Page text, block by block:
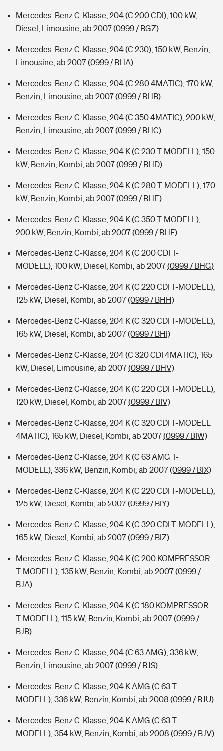
Mercedes-Benz C-Klasse, 204 (C 200 CDI), 100 kW,
Diesel, Limousine, ab 2007(0999 / BGZ)
Mercedes-Benz C-Klasse, 204 (C 230), 150 kW, Benzin,
Limousine, ab 2007(0999 / BHA)
Mercedes-Benz C-Klasse, 204 (C 280 4MATIC), 170 kW,
Benzin, Limousine, ab 2007(0999 / BHB)
Mercedes-Benz C-Klasse, 204 (C 350 4MATIC), 200 kW,
Benzin, Limousine, ab 2007(0999 / BHC)
Mercedes-Benz C-Klasse, 204 K (C 230 T-MODELL), 150
kW, Benzin, Kombi, ab 2007(0999 / BHD)
Mercedes-Benz C-Klasse, 204 K (C 280 T-MODELL), 170
kW, Benzin, Kombi, ab 2007(0999 / BHE)
Mercedes-Benz C-Klasse, 204 K (C 350 T-MODELL),
200 kW, Benzin, Kombi, ab 2007(0999 / BHF)
Mercedes-Benz C-Klasse, 204 K (C 200 CDI T-
MODELL), 100 kW, Diesel, Kombi, ab 2007(0999 / BHG)
Mercedes-Benz C-Klasse, 204 K (C 220 CDI T-MODELL),
125 kW, Diesel, Kombi, ab 2007(0999 / BHH)
Mercedes-Benz C-Klasse, 204 K (C 320 CDI T-MODELL),
165 kW, Diesel, Kombi, ab 2007(0999 / BHI)
Mercedes-Benz C-Klasse, 204 (C 320 CDI 4MATIC), 165
kW, Diesel, Limousine, ab 2007(0999 / BHV)
Mercedes-Benz C-Klasse, 204 K (C 220 CDI T-MODELL),
120 kW, Diesel, Kombi, ab 2007(0999 / BIV)
Mercedes-Benz C-Klasse, 204 K (C 320 CDI T-MODELL
4MATIC), 165 kW, Diesel, Kombi, ab 2007(0999 / BIW)
Mercedes-Benz C-Klasse, 204 K (C 63 AMG T-
MODELL), 336 kW, Benzin, Kombi, ab 2007(0999 / BIX)
Mercedes-Benz C-Klasse, 204 K (C 220 CDI T-MODELL),
125 kW, Diesel, Kombi, ab 2007(0999 / BIY)
Mercedes-Benz C-Klasse, 204 K (C 320 CDI T-MODELL),
165 kW, Diesel, Kombi, ab 2007(0999 / BIZ)
Mercedes-Benz C-Klasse, 204 K (C 200 KOMPRESSOR
T-MODELL), 135 kW, Benzin, Kombi, ab 2007(0999 /
BJA)
Mercedes-Benz C-Klasse, 204 K (C 180 KOMPRESSOR
T-MODELL), 115 kW, Benzin, Kombi, ab 2007(0999 /
BJB)
Mercedes-Benz C-Klasse, 204 (C 63 AMG), 336 kW,
Benzin, Limousine, ab 2007(0999 / BJS)
Mercedes-Benz C-Klasse, 204 K AMG (C 63 T-
MODELL), 336 kW, Benzin, Kombi, ab 2008 (0999 / BJU)
Mercedes-Benz C-Klasse, 204 K AMG (C 63 T-
MODELL), 354 kW, Benzin, Kombi, ab 2008 (0999 / BJV)